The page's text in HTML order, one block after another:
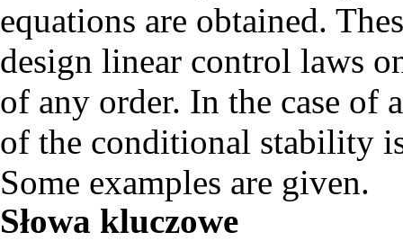
equations are obtained.
design linear control laws
of any order. In the case of
of the conditional stability
Some examples are given.
Słowa kluczowe